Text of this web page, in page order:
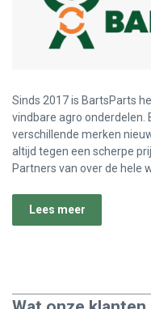
Sinds 2017 is BartsParts
vindbare agro onderdelen.
verschillende merken
altijd tegen een scherpe
Partners van over de hele
Lees meer